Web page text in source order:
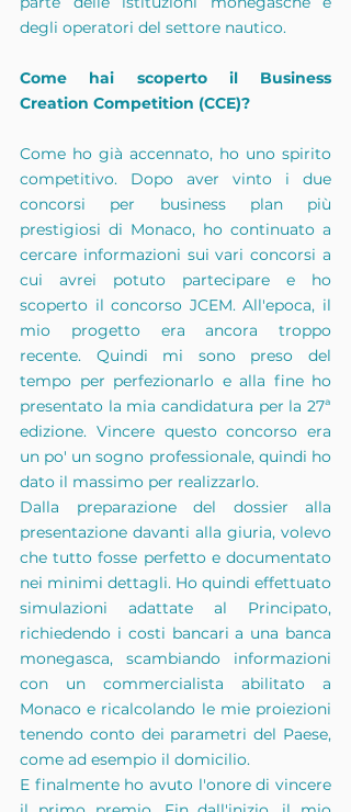
degli operatori del settore nautico.
Come hai scoperto il Business
Creation Competition (CCE)?
Come ho già accennato, ho uno spirito
competitivo. Dopo aver vinto i due
concorsi per business plan più
prestigiosi di Monaco, ho continuato a
cercare informazioni sui vari concorsi a
cui avrei potuto partecipare e ho
scoperto il concorso JCEM. All'epoca, il
mio progetto era ancora troppo
recente. Quindi mi sono preso del
tempo per perfezionarlo e alla fine ho
presentato la mia candidatura per la 27ª
edizione. Vincere questo concorso era
un po' un sogno professionale, quindi ho
dato il massimo per realizzarlo.
Dalla preparazione del dossier alla
presentazione davanti alla giuria, volevo
che tutto fosse perfetto e documentato
nei minimi dettagli. Ho quindi effettuato
simulazioni adattate al Principato,
richiedendo i costi bancari a una banca
monegasca, scambiando informazioni
con un commercialista abilitato a
Monaco e ricalcolando le mie proiezioni
tenendo conto dei parametri del Paese,
come ad esempio il domicilio.
E finalmente ho avuto l'onore di vincere